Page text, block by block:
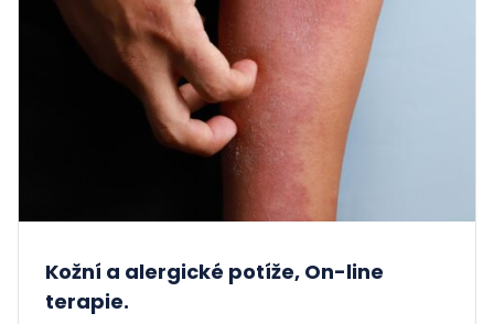
Kožní a alergické potíže, On-line
terapie.